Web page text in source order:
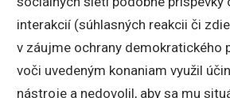
interakcií (súhlasných reakcii či
v záujme ochrany demokratického
voči uvedeným konaniam využil
nástroje a nedovolil, aby sa mu